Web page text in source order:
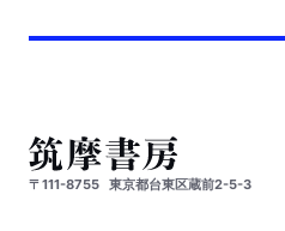
〒111-8755 東京都台東区蔵前2-5-3